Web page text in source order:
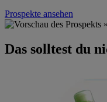
Prospekte ansehen
Das solltest du